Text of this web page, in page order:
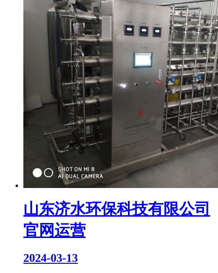
山东济水环保科技有限公司
官网运营
2024-03-13